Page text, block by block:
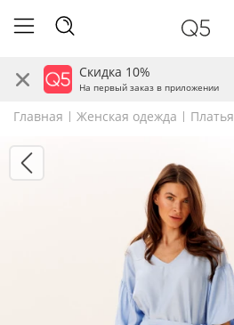
Скидка 10%
На первый заказ в приложении
Главная Женская одежда Платья